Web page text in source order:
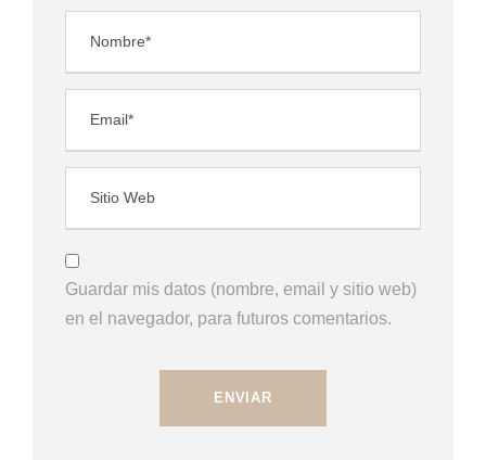
Guardar mis datos (nombre, email y sitio web)
en el navegador, para futuros comentarios.